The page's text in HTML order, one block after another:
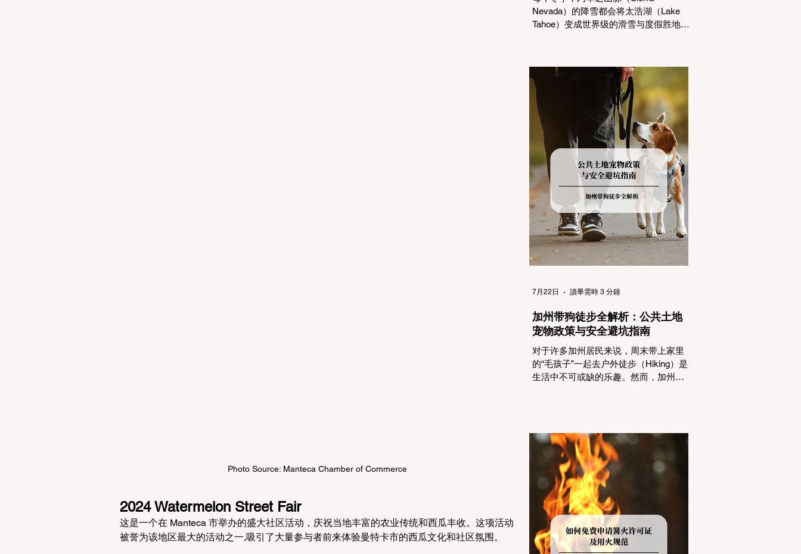
Photo Source: Manteca Chamber of Commerce
2024 Watermelon Street Fair
这是一个在 Manteca 市举办的盛大社区活动，庆祝当地丰富的农业传统和西瓜丰收。这项活动
被誉为该地区最大的活动之一,吸引了大量参与者前来体验曼特卡市的西瓜文化和社区氛围。
Nevada）的降雪都会将太浩湖（Lake
Tahoe）变成世界级的滑雪与度假胜地。
交通局 (Caltrans) 严格的防滑链管制
(Chain Controls)。 不了解这些规定，不
仅可能面临高额罚单或被公路巡警
（CHP）劝返，更可能在冰雪路面上引
发严重的安全事故。本文将为您系统解
析加州的防滑链政策，帮助您明确自己
的车型在不同路况下的具体要求，并为
出行做好充足准备。 一、 核心概念：看
懂加州 R1, R2, R3 管制级别 当恶劣天气
来袭，加州交通局会在公路上启动防滑
链管制，并通过电子路牌指示当前的管
制级别。加州采用三个递进的级别（R1
至R3）来规范通行车辆： R1 管制
(Requirement 1) 规定内容： 所有车辆必
须安装防滑链。 豁免条件： 乘用车
（Light Trucks）只要配备了雪地轮胎
加州带狗徒步全解析：公共土地
宠物政策与安全避坑指南
对于许多加州居民来说，周末带上家里
的“毛孩子”一起去户外徒步（Hiking）是
生活中不可或缺的乐趣。然而，加州拥
到了步道口才绝望地看到一块大大的
"No Dogs on Trail"（步道严禁犬只） 的
指示牌，这无疑会彻底毁掉整个周末。
为了避免“带狗碰壁”，您必须在出发前清
楚地了解不同公共土地系统对宠物政
策，掌握实用的路线筛选工具，并警惕
加州特有的野外环境隐患。 一、 破除宠
物政策管辖权迷雾：狗狗到底能去哪
里？ 加州的户外区域由不同的政府机构
7月22日 讀畢需時 3 分鐘